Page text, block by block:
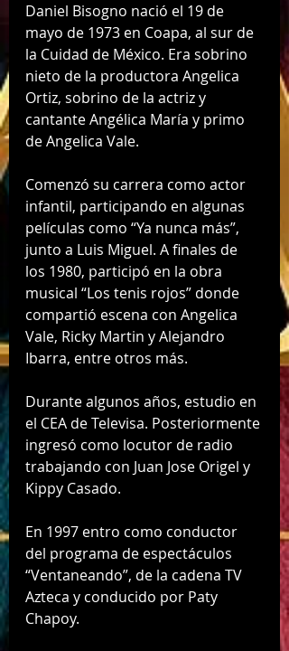
Daniel Bisogno nació el 19 de
mayo de 1973 en Coapa, al sur de
la Cuidad de México. Era sobrino
nieto de la productora Angelica
Ortiz, sobrino de la actriz y
cantante Angélica María y primo
de Angelica Vale.
Comenzó su carrera como actor
infantil, participando en algunas
películas como “Ya nunca más”,
junto a Luis Miguel. A finales de
los 1980, participó en la obra
musical “Los tenis rojos” donde
compartió escena con Angelica
Vale, Ricky Martin y Alejandro
Ibarra, entre otros más.
Durante algunos años, estudio en
el CEA de Televisa. Posteriormente
ingresó como locutor de radio
trabajando con Juan Jose Origel y
Kippy Casado.
En 1997 entro como conductor
del programa de espectáculos
“Ventaneando”, de la cadena TV
Azteca y conducido por Paty
Chapoy.